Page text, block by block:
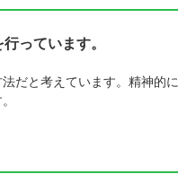
っています。
だと考えています。精神的に